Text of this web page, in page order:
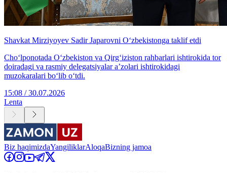
Shavkat Mirziyoyev Sadir Japarovni O‘zbekistonga taklif etdi
Cho‘lponotada O‘zbekiston va Qirg‘iziston rahbarlari ishtirokida tor
doiradagi va rasmiy delegatsiyalar aʼzolari ishtirokidagi
muzokaralari boʻlib oʻtdi.
15:08 / 30.07.2026
Lenta
Biz haqimizdaYangiliklarAloqaBizning jamoa